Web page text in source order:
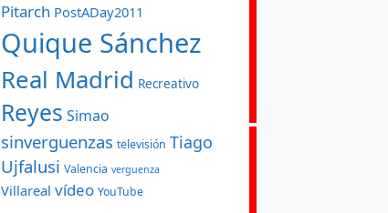
Pitarch PostADay2011
Quique Sánchez
Real Madrid Recreativo
Reyes Simao
sinverguenzas televisión Tiago
Ujfalusi Valencia verguenza
Villareal vídeo YouTube